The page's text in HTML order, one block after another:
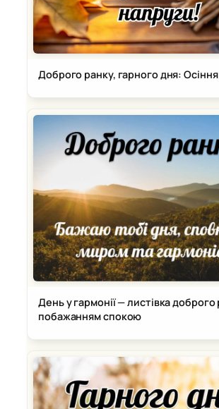
Доброго ранку, гарного дня:
День у гармонії — листівка доброго
побажанням спокою